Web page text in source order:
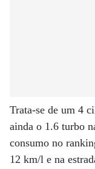
Trata-se de um 4
ainda o 1.6 turbo
consumo no
12 km/l e na